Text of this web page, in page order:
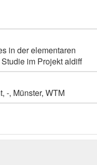
in der elementaren
im Projekt aldiff
-, Münster, WTM